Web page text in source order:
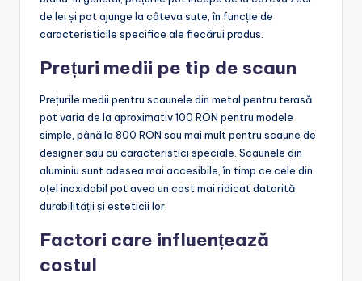
de lei și pot ajunge la câteva sute, în funcție de
caracteristicile specifice ale fiecărui produs.
Prețuri medii pe tip de scaun
Prețurile medii pentru scaunele din metal pentru terasă
pot varia de la aproximativ 100 RON pentru modele
simple, până la 800 RON sau mai mult pentru scaune de
designer sau cu caracteristici speciale. Scaunele din
aluminiu sunt adesea mai accesibile, în timp ce cele din
oțel inoxidabil pot avea un cost mai ridicat datorită
durabilității și esteticii lor.
Factori care influențează
costul